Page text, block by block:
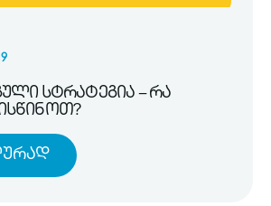
სტრატეგია – რა